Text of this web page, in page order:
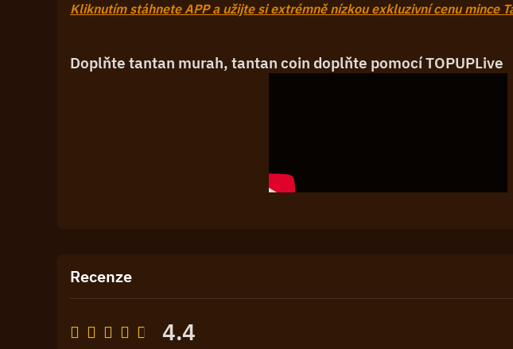
Kliknutím stáhnete APP a užijte si extrémně nízkou exkluzivní cenu mince
Doplňte tantan murah, tantan coin doplňte pomocí TOPUPLive
Recenze
4.4